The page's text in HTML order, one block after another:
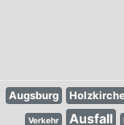
Augsburg
Verkehr
Ausfall